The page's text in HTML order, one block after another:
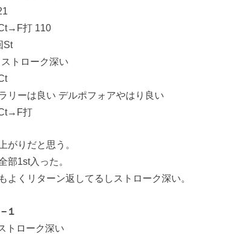
打 110
St
トローク深い
リーは良い デルポフォアやはり良い
打
がりだと思う。
部1st入った。
よくリターン返してるしストローク深い。
１
トローク深い